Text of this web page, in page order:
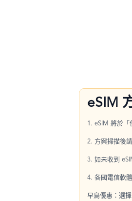
eSIM
1. eSIM 將於「
2. 方案掃描後
3. 如未收到
4. 各國電信軟
早鳥優惠：選